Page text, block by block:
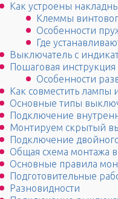
Как устроены
Клеммы
Особенности
Где
Выключатель с
Пошаговая
Особенности
Как совместить лампы
Основные типы
Подключение
Монтируем скрытый
Подключение
Общая схема монтажа
Основные правила
Подготовительные
Разновидности